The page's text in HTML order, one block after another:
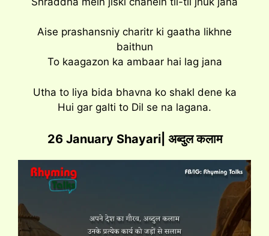
Aise prashansniy charitr ki gaatha likhne
baithun
To kaagazon ka ambaar hai lag jana
Utha to liya bida bhavna ko shakl dene ka
Hui gar galti to Dil se na lagana.
26 January Shayari| अब्दुल कलाम